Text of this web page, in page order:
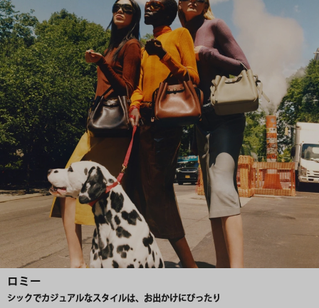
ロミー
シックでカジュアルなスタイルは、お出かけにぴったり